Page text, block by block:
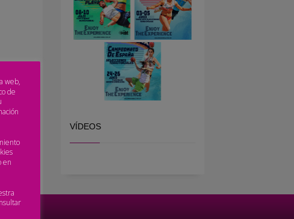
VÍDEOS
web,
de
en